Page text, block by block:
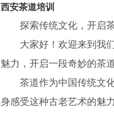
西安茶道培训
探索传统文化，开启
大家好！欢迎来到我
魅力，开启一段奇妙的茶道
茶道作为中国传统文
身感受这种古老艺术的魅